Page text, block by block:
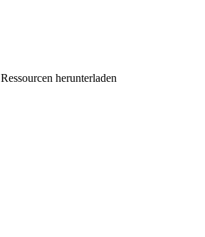
Ressourcen herunterladen